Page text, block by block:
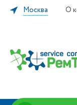
Москва О